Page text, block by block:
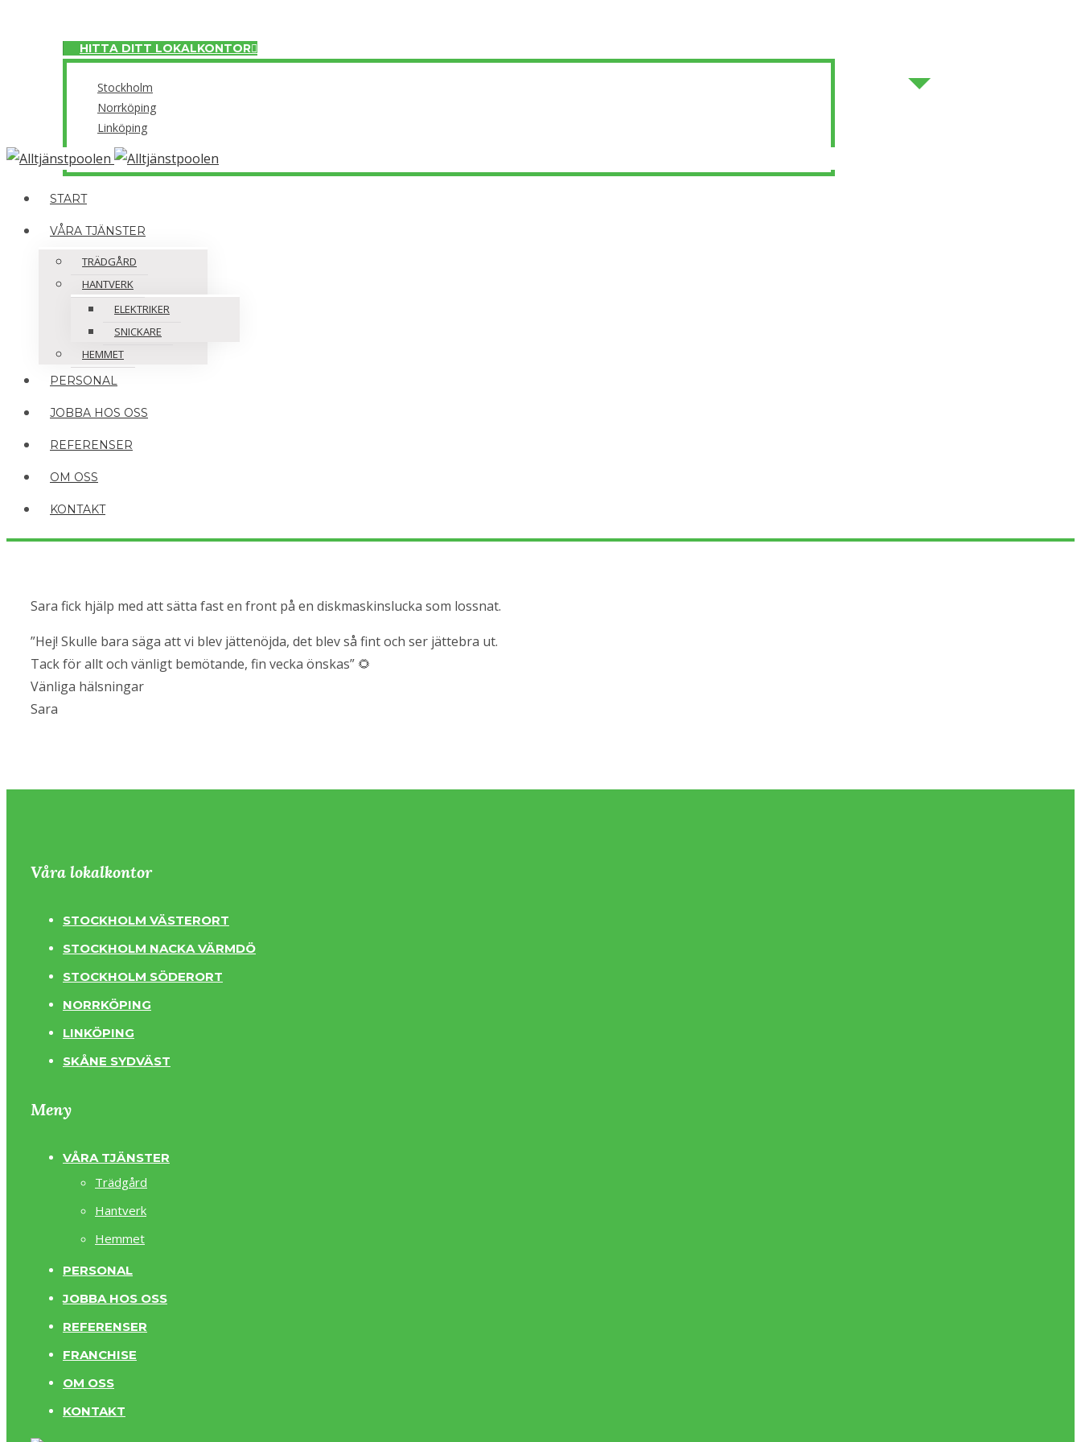
HITTA DITT LOKALKONTOR
Stockholm
Norrköping
Linköping
START
VÅRA TJÄNSTER
TRÄDGÅRD
HANTVERK
ELEKTRIKER
SNICKARE
HEMMET
PERSONAL
JOBBA HOS OSS
REFERENSER
OM OSS
KONTAKT
Sara fick hjälp med att sätta fast en front på en diskmaskinslucka som lossnat.
”Hej! Skulle bara säga att vi blev jättenöjda, det blev så fint och ser jättebra ut.
Tack för allt och vänligt bemötande, fin vecka önskas” 🌻
Vänliga hälsningar
Sara
Våra lokalkontor
STOCKHOLM VÄSTERORT
STOCKHOLM NACKA VÄRMDÖ
STOCKHOLM SÖDERORT
NORRKÖPING
LINKÖPING
SKÅNE SYDVÄST
Meny
VÅRA TJÄNSTER
Trädgård
Hantverk
Hemmet
PERSONAL
JOBBA HOS OSS
REFERENSER
FRANCHISE
OM OSS
KONTAKT